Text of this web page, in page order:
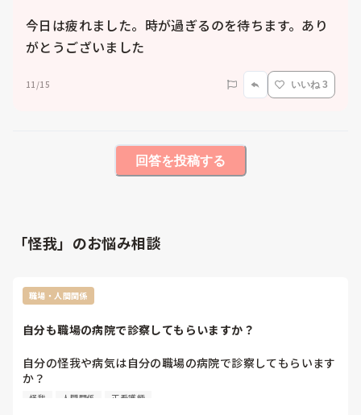
今日は疲れました。時が過ぎるのを待ちます。あり
がとうございました
11/15 いいね 3
回答を投稿する
「怪我」のお悩み相談
職場・人間関係
自分も職場の病院で診察してもらいますか？
自分の怪我や病気は自分の職場の病院で診察してもらいます
か？
怪我 人間関係 正看護師